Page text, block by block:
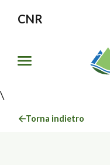
CNR
\
Torna indietro